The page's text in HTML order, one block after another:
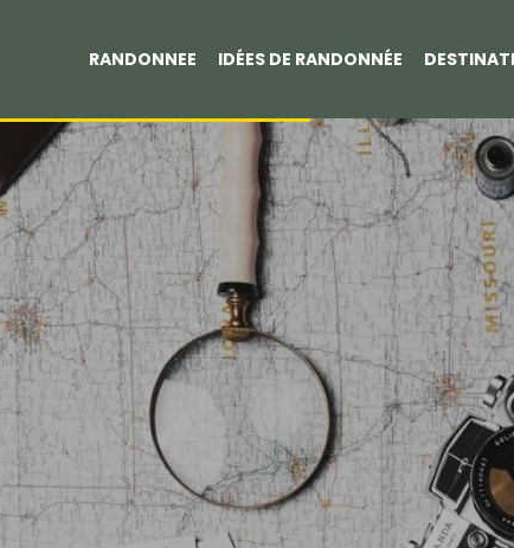
RANDONNEE IDÉES DE RANDONNÉE